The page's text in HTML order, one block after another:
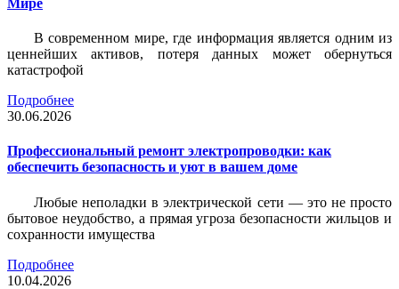
В современном мире, где информация является одним из
ценнейших активов, потеря данных может обернуться
катастрофой
Подробнее
30.06.2026
Профессиональный ремонт электропроводки: как
обеспечить безопасность и уют в вашем доме
Любые неполадки в электрической сети — это не просто
бытовое неудобство, а прямая угроза безопасности жильцов и
сохранности имущества
Подробнее
10.04.2026